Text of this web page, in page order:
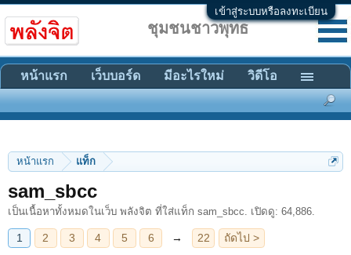
เข้าสู่ระบบหรือลงทะเบียน
หน้าแรก แท็ก
sam_sbcc
เป็นเนื้อหาทั้งหมดในเว็บ พลังจิต ที่ใส่แท็ก sam_sbcc. เปิดดู: 64,886.
1 2 3 4 5 6 → 22 ถัดไป >
ชุมชนชาวพุทธ
หน้าแรก เว็บบอร์ด มีอะไรใหม่ วิดีโอ